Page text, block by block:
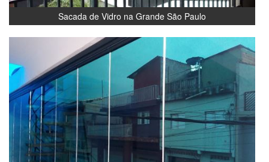
Sacada de Vidro na Grande São Paulo